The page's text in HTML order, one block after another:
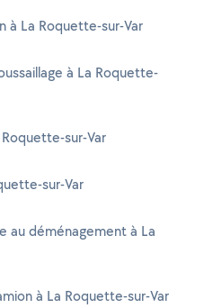
à La Roquette-sur-Var
à La Roquette-
sur-Var
sur-Var
au déménagement à La
à La Roquette-sur-Var